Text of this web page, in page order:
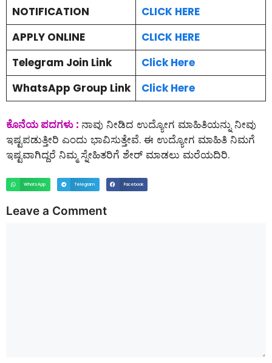
NOTIFICATION
CLICK HERE
APPLY ONLINE
CLICK HERE
Telegram Join Link
Click Here
WhatsApp Group Link
Click Here
ಕೊನೆಯ ಪದಗಳು : ನಾವು ನೀಡಿದ ಉದ್ಯೋಗ ಮಾಹಿತಿಯನ್ನು ನೀವು
ಇಷ್ಟಪಡುತ್ತೀರಿ ಎಂದು ಭಾವಿಸುತ್ತೇವೆ. ಈ ಉದ್ಯೋಗ ಮಾಹಿತಿ ನಿಮಗೆ
ಇಷ್ಟವಾಗಿದ್ದರೆ ನಿಮ್ಮ ಸ್ನೇಹಿತರಿಗೆ ಶೇರ್ ಮಾಡಲು ಮರೆಯದಿರಿ.
WhatsApp Telegram Facebook
Leave a Comment